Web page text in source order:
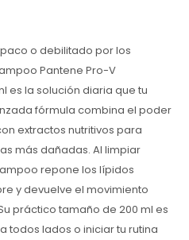
o debilitado por los
Pantene Pro-V
es la solución diaria que tu
fórmula combina el poder
extractos nutritivos para
más dañadas. Al limpiar
repone los lípidos
y devuelve el movimiento
práctico tamaño de 200 ml es
lados o iniciar tu rutina